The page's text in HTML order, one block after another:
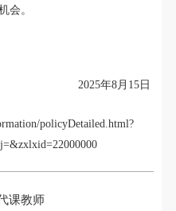
会。
2025年8月15日
policyDetailed.html?
课教师